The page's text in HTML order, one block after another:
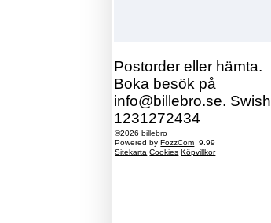
Postorder eller hämta.
Boka besök på
info@billebro.se. Swish
1231272434
©2026billebro
Powered byFozzCom 9.99
Sitekarta Cookies Köpvillkor